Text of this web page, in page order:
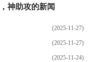
， 神助攻的新闻
(2025-11-27)
(2025-11-27)
(2025-11-24)